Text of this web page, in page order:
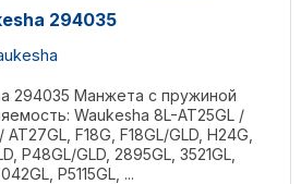
294035
294035 Манжета с пружиной
Waukesha 8L-AT25GL /
F18G, F18GL/GLD, H24G,
P48GL/GLD, 2895GL, 3521GL,
P5115GL, ...